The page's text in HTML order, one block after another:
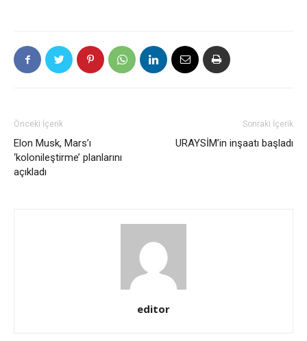
Önceki İçerik
Elon Musk, Mars’ı
‘kolonileştirme’ planlarını
açıkladı
Sonraki İçerik
URAYSİM’in inşaatı başladı
editor